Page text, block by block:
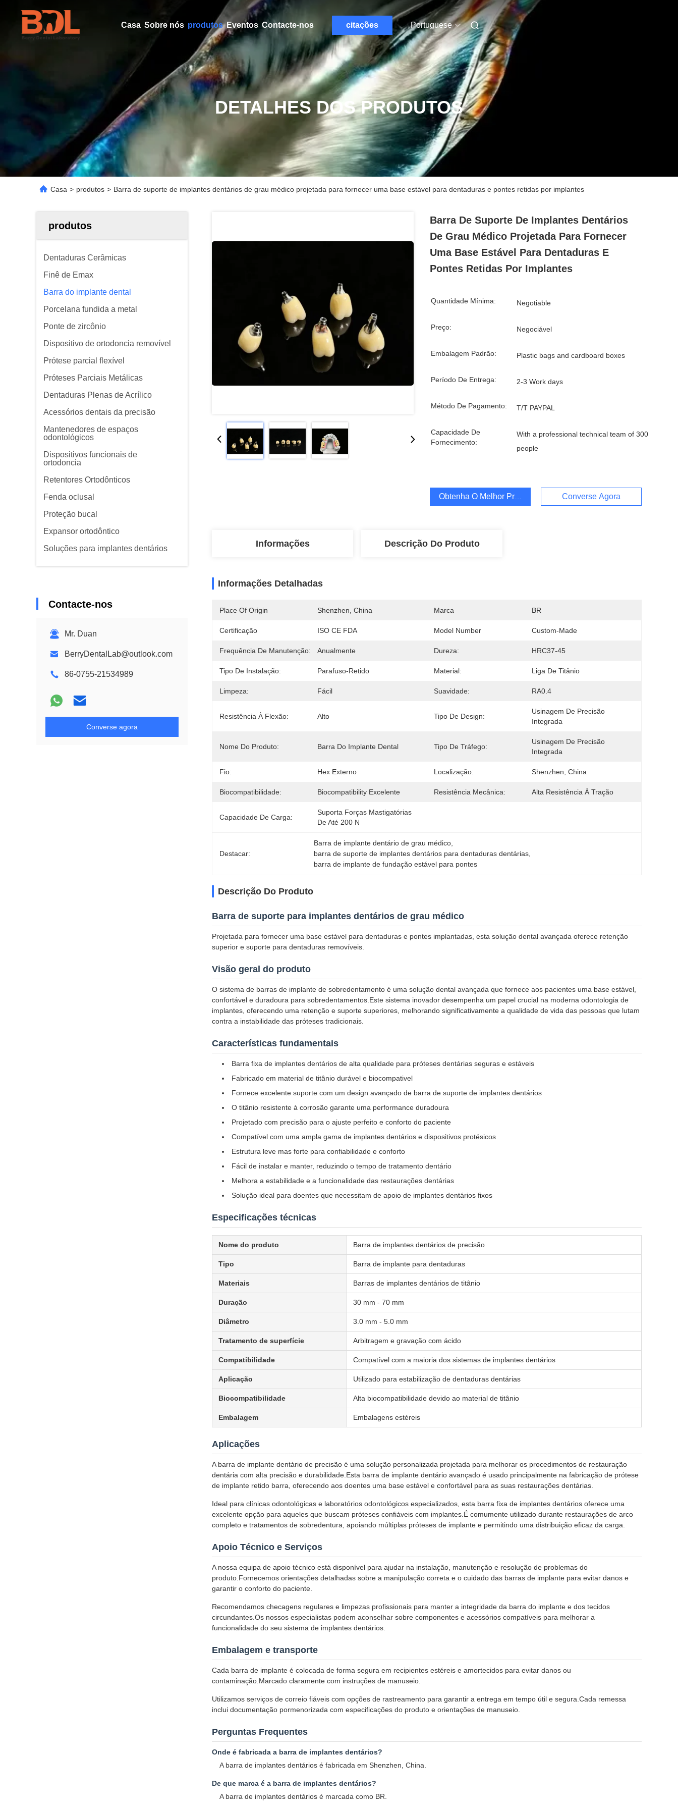
Casa Sobre nós produtos Eventos Contacte-nos citações Portuguese
DETALHES DOS PRODUTOS
Casa > produtos > Barra de suporte de implantes dentários de grau médico projetada para fornecer uma base estável para dentaduras e pontes retidas por implantes
produtos
Dentaduras Cerâmicas
Finê de Emax
Barra do implante dental
Porcelana fundida a metal
Ponte de zircônio
Dispositivo de ortodoncia removível
Prótese parcial flexível
Próteses Parciais Metálicas
Dentaduras Plenas de Acrílico
Acessórios dentais da precisão
Mantenedores de espaços
odontológicos
Dispositivos funcionais de
ortodoncia
Retentores Ortodônticos
Fenda oclusal
Proteção bucal
Expansor ortodôntico
Soluções para implantes dentários
Contacte-nos
Mr. Duan
BerryDentalLab@outlook.com
86-0755-21534989
Converse agora
Barra De Suporte De Implantes Dentários
De Grau Médico Projetada Para Fornecer
Uma Base Estável Para Dentaduras E
Pontes Retidas Por Implantes
Quantidade Mínima: Negotiable
Preço: Negociável
Embalagem Padrão: Plastic bags and cardboard boxes
Período De Entrega: 2-3 Work days
Método De Pagamento: T/T PAYPAL
Capacidade De
Fornecimento:
With a professional technical team of 300
people
Obtenha O Melhor Preço Converse Agora
Informações Descrição Do Produto
Informações Detalhadas
Place Of Origin Shenzhen, China Marca BR
Certificação ISO CE FDA Model Number Custom-Made
Frequência De Manutenção: Anualmente Dureza: HRC37-45
Tipo De Instalação: Parafuso-Retido Material: Liga De Titânio
Limpeza: Fácil Suavidade: RA0.4
Resistência À Flexão: Alto Tipo De Design:
Usinagem De Precisão
Integrada
Nome Do Produto: Barra Do Implante Dental Tipo De Tráfego:
Usinagem De Precisão
Integrada
Fio: Hex Externo Localização: Shenzhen, China
Biocompatibilidade: Biocompatibility Excelente Resistência Mecânica: Alta Resistência À Tração
Capacidade De Carga:
Suporta Forças Mastigatórias
De Até 200 N
Destacar:
Barra de implante dentário de grau médico
barra de suporte de implantes dentários para dentaduras dentárias
barra de implante de fundação estável para pontes
Descrição Do Produto
Barra de suporte para implantes dentários de grau médico
Projetada para fornecer uma base estável para dentaduras e pontes implantadas, esta solução dental avançada oferece retenção
superior e suporte para dentaduras removíveis.
Visão geral do produto
O sistema de barras de implante de sobredentamento é uma solução dental avançada que fornece aos pacientes uma base estável,
confortável e duradoura para sobredentamentos.Este sistema inovador desempenha um papel crucial na moderna odontologia de
implantes, oferecendo uma retenção e suporte superiores, melhorando significativamente a qualidade de vida das pessoas que lutam
contra a instabilidade das próteses tradicionais.
Características fundamentais
Barra fixa de implantes dentários de alta qualidade para próteses dentárias seguras e estáveis
Fabricado em material de titânio durável e biocompativel
Fornece excelente suporte com um design avançado de barra de suporte de implantes dentários
O titânio resistente à corrosão garante uma performance duradoura
Projetado com precisão para o ajuste perfeito e conforto do paciente
Compatível com uma ampla gama de implantes dentários e dispositivos protésicos
Estrutura leve mas forte para confiabilidade e conforto
Fácil de instalar e manter, reduzindo o tempo de tratamento dentário
Melhora a estabilidade e a funcionalidade das restaurações dentárias
Solução ideal para doentes que necessitam de apoio de implantes dentários fixos
Especificações técnicas
Nome do produto Barra de implantes dentários de precisão
Tipo Barra de implante para dentaduras
Materiais Barras de implantes dentários de titânio
Duração 30 mm - 70 mm
Diâmetro 3.0 mm - 5.0 mm
Tratamento de superfície Arbitragem e gravação com ácido
Compatibilidade Compatível com a maioria dos sistemas de implantes dentários
Aplicação Utilizado para estabilização de dentaduras dentárias
Biocompatibilidade Alta biocompatibilidade devido ao material de titânio
Embalagem Embalagens estéreis
Aplicações
A barra de implante dentário de precisão é uma solução personalizada projetada para melhorar os procedimentos de restauração
dentária com alta precisão e durabilidade.Esta barra de implante dentário avançado é usado principalmente na fabricação de prótese
de implante retido barra, oferecendo aos doentes uma base estável e confortável para as suas restaurações dentárias.
Ideal para clínicas odontológicas e laboratórios odontológicos especializados, esta barra fixa de implantes dentários oferece uma
excelente opção para aqueles que buscam próteses confiáveis com implantes.É comumente utilizado durante restaurações de arco
completo e tratamentos de sobredentura, apoiando múltiplas próteses de implante e permitindo uma distribuição eficaz da carga.
Apoio Técnico e Serviços
A nossa equipa de apoio técnico está disponível para ajudar na instalação, manutenção e resolução de problemas do
produto.Fornecemos orientações detalhadas sobre a manipulação correta e o cuidado das barras de implante para evitar danos e
garantir o conforto do paciente.
Recomendamos checagens regulares e limpezas profissionais para manter a integridade da barra do implante e dos tecidos
circundantes.Os nossos especialistas podem aconselhar sobre componentes e acessórios compatíveis para melhorar a
funcionalidade do seu sistema de implantes dentários.
Embalagem e transporte
Cada barra de implante é colocada de forma segura em recipientes estéreis e amortecidos para evitar danos ou
contaminação.Marcado claramente com instruções de manuseio.
Utilizamos serviços de correio fiáveis com opções de rastreamento para garantir a entrega em tempo útil e segura.Cada remessa
inclui documentação pormenorizada com especificações do produto e orientações de manuseio.
Perguntas Frequentes
Onde é fabricada a barra de implantes dentários?
A barra de implantes dentários é fabricada em Shenzhen, China.
De que marca é a barra de implantes dentários?
A barra de implantes dentários é marcada como BR.